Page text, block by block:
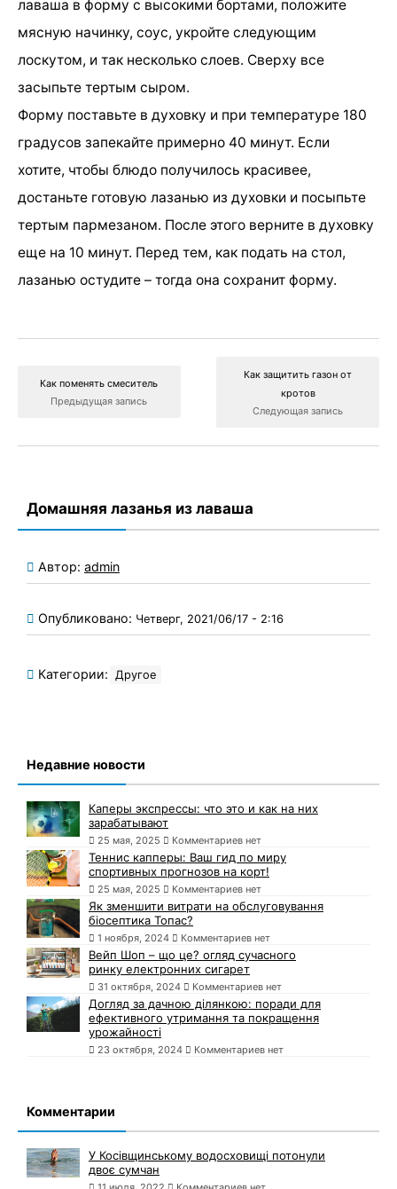
лаваша в форму с высокими бортами, положите
мясную начинку, соус, укройте следующим
лоскутом, и так несколько слоев. Сверху все
засыпьте тертым сыром.
Форму поставьте в духовку и при температуре 180
градусов запекайте примерно 40 минут. Если
хотите, чтобы блюдо получилось красивее,
достаньте готовую лазанью из духовки и посыпьте
тертым пармезаном. После этого верните в духовку
еще на 10 минут. Перед тем, как подать на стол,
лазанью остудите – тогда она сохранит форму.
Как поменять смеситель
Предыдущая запись
Как защитить газон от
кротов
Следующая запись
Домашняя лазанья из лаваша
Автор: admin
Опубликовано: Четверг, 2021/06/17 - 2:16
Категории: Другое
Недавние новости
Каперы экспрессы: что это и как на них
зарабатывают
25 мая, 2025 Комментариев нет
Теннис капперы: Ваш гид по миру
спортивных прогнозов на корт!
25 мая, 2025 Комментариев нет
Як зменшити витрати на обслуговування
біосептика Топас?
1 ноября, 2024 Комментариев нет
Вейп Шоп – що це? огляд сучасного
ринку електронних сигарет
31 октября, 2024 Комментариев нет
Догляд за дачною ділянкою: поради для
ефективного утримання та покращення
урожайності
23 октября, 2024 Комментариев нет
Комментарии
У Косівщинському водосховищі потонули
двоє сумчан